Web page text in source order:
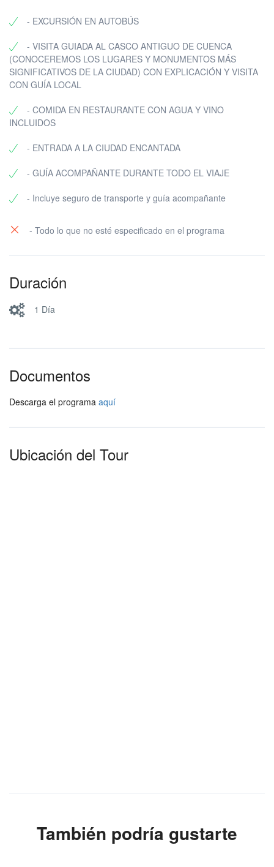
- EXCURSIÓN EN AUTOBÚS
- VISITA GUIADA AL CASCO ANTIGUO DE CUENCA
(CONOCEREMOS LOS LUGARES Y MONUMENTOS MÁS
SIGNIFICATIVOS DE LA CIUDAD) CON EXPLICACIÓN Y VISITA
CON GUÍA LOCAL
- COMIDA EN RESTAURANTE CON AGUA Y VINO
INCLUIDOS
- ENTRADA A LA CIUDAD ENCANTADA
- GUÍA ACOMPAÑANTE DURANTE TODO EL VIAJE
- Incluye seguro de transporte y guía acompañante
- Todo lo que no esté especificado en el programa
Duración
1 Día
Documentos
Descarga el programa aquí
Ubicación del Tour
También podría gustarte